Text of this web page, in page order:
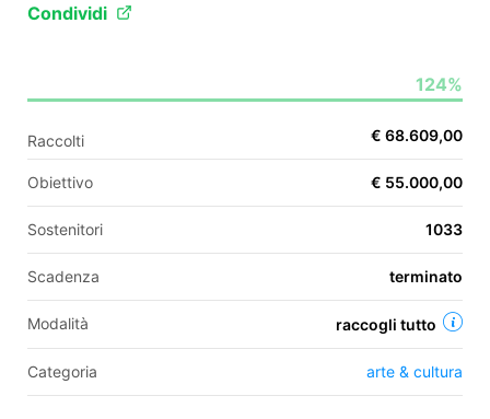
IT
EN
ES
Condividi
124%
Raccolti € 68.609,00
Obiettivo € 55.000,00
Sostenitori 1033
Scadenza terminato
Modalità raccogli tutto
Categoria arte & cultura